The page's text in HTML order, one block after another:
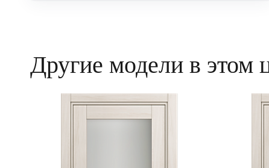
Другие модели в этом